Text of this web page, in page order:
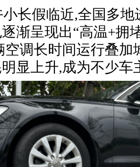
小长假临近,全国多
渐呈现出“高温+拥
空调长时间运行叠加
显上升,成为不少车